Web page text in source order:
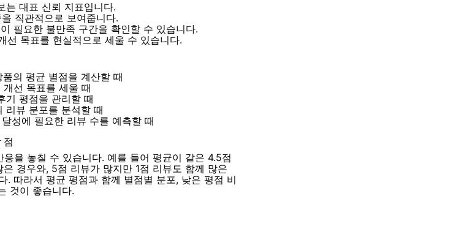
는 대표 신뢰 지표입니다.
직관적으로 보여줍니다.
필요한 불만족 구간을 확인할 수 있습니다.
선 목표를 현실적으로 세울 수 있습니다.
의 평균 별점을 계산할 때
선 목표를 세울 때
기 평점을 관리할 때
리뷰 분포를 분석할 때
성에 필요한 리뷰 수를 예측할 때
점
을 놓칠 수 있습니다. 예를 들어 평균이 같은 4.5점
경우와, 5점 리뷰가 많지만 1점 리뷰도 함께 많은
. 따라서 평균 평점과 함께 별점별 분포, 낮은 평점 비
것이 좋습니다.